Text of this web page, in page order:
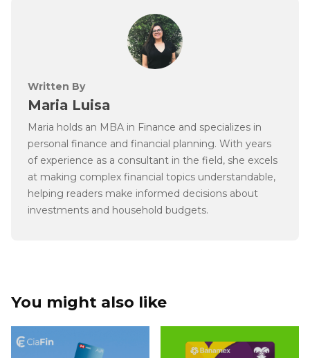
Written By
Maria Luisa
Maria holds an MBA in Finance and specializes in
personal finance and financial planning. With years
of experience as a consultant in the field, she excels
at making complex financial topics understandable,
helping readers make informed decisions about
investments and household budgets.
You might also like